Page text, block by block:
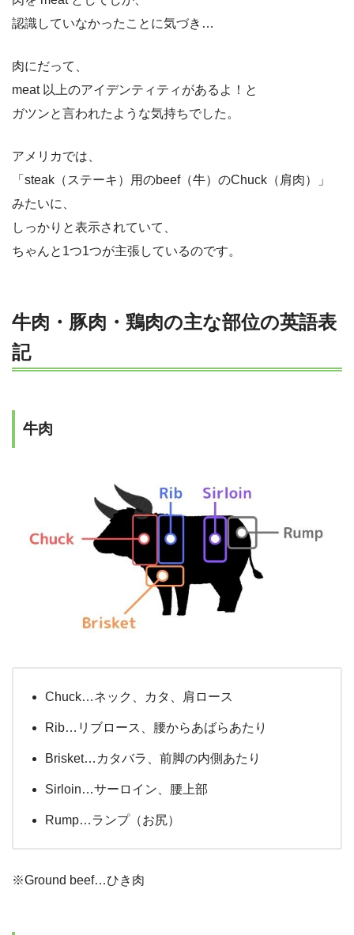
認識していなかったことに気づき…
肉にだって、
meat 以上のアイデンティティがあるよ！と
ガツンと言われたような気持ちでした。
アメリカでは、
「steak（ステーキ）用のbeef（牛）のChuck（肩肉）」
みたいに、
しっかりと表示されていて、
ちゃんと1つ1つが主張しているのです。
牛肉・豚肉・鶏肉の主な部位の英語表
記
牛肉
Chuck…ネック、カタ、肩ロース
Rib…リブロース、腰からあばらあたり
Brisket…カタバラ、前脚の内側あたり
Sirloin…サーロイン、腰上部
Rump…ランプ（お尻）
※Ground beef…ひき肉